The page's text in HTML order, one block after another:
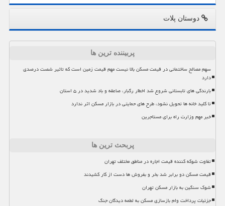
دوستان پلات
پربیننده ترین ها
سهم مصالح ساختمانی در قیمت مسکن بالا نیست مهم قیمت زمین است که تاثیر شصت درصدی
دارد
بارندگی های تابستانی شروع شد اخطار رگبار، صاعقه و باد شدید در ۵ استان
تا کلید خانه ها تحویل نشود، طرح های حمایتی در بازار مسکن اثر ندارد
خبر مهم وزارت راه برای مستاجرین
پربحث ترین ها
تفاوت شوکه کننده قیمت اجاره در مناطق مختلف تهران
قیمت مسکن دو برابر شد بخر و بفروش ها دست از کار کشیدند
شوک سنگین به بازار مسکن تهران
جزئیات پرداخت وام بازسازی مسکن به لطمه دیدگان جنگ